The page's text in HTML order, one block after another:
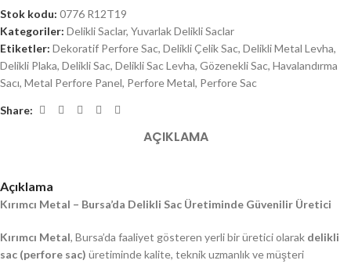
Stok kodu: 0776 R12T19
Kategoriler: Delikli Saclar, Yuvarlak Delikli Saclar
Etiketler: Dekoratif Perfore Sac, Delikli Çelik Sac, Delikli Metal Levha,
Delikli Plaka, Delikli Sac, Delikli Sac Levha, Gözenekli Sac, Havalandırma
Sacı, Metal Perfore Panel, Perfore Metal, Perfore Sac
Share:
AÇIKLAMA
Açıklama
Kırımcı Metal – Bursa’da Delikli Sac Üretiminde Güvenilir Üretici
Kırımcı Metal, Bursa’da faaliyet gösteren yerli bir üretici olarak delikli
sac (perfore sac) üretiminde kalite, teknik uzmanlık ve müşteri